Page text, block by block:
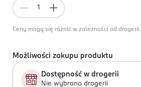
Ceny mogą się różnić w zależności od drogerii.
Możliwości zakupu produktu
Dostępność w drogerii
Nie wybrano drogerii